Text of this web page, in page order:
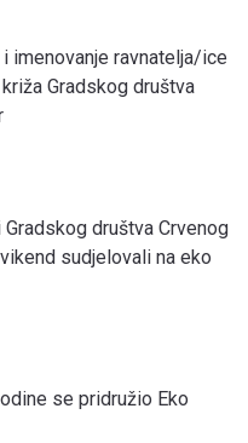
imenovanje ravnatelja/ice
Gradskog društva
društva Crvenog
sudjelovali na eko
se pridružio Eko